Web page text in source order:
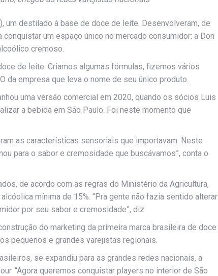
um destilado à base de doce de leite. Desenvolveram, de
um espaço único no mercado consumidor: a Don
cremoso.
de leite. Criamos algumas fórmulas, fizemos vários
da empresa que leva o nome de seu único produto.
uma versão comercial em 2020, quando os sócios Luis
a bebida em São Paulo. Foi neste momento que
as características sensoriais que importavam. Neste
para o sabor e cremosidade que buscávamos”, conta o
de acordo com as regras do Ministério da Agricultura,
mínima de 15%. “Pra gente não fazia sentido alterar
por seu sabor e cremosidade”, diz.
do marketing da primeira marca brasileira de doce
pequenos e grandes varejistas regionais.
se expandiu para as grandes redes nacionais, a
“Agora queremos conquistar players no interior de São